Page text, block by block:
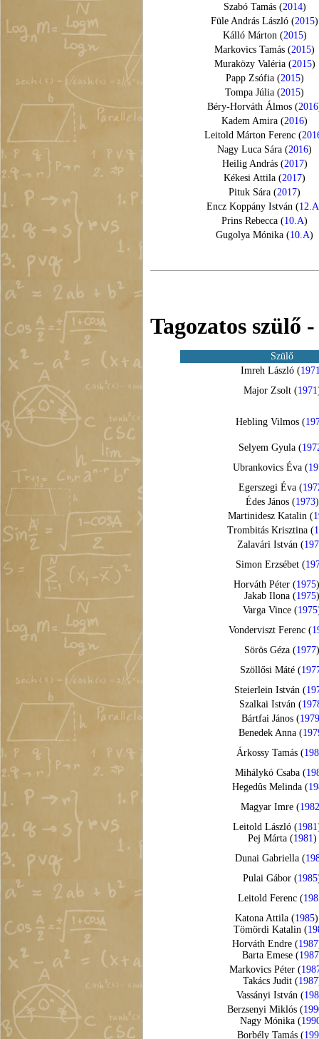
Szabó Tamás (2014)
Füle András László (2015)
Kálló Márton (2015)
Markovics Tamás (2015)
Muraközy Valéria (2015)
Papp Zsófia (2015)
Tompa Júlia (2015)
Béry-Horváth Álmos (2016
Kadem Amira (2016)
Leitold Márton Ferenc (
Nagy Luca Sára (2016)
Heilig András (2017)
Kékesi Attila (2017)
Pituk Sára (2017)
Encz Koppány István (12.A
Prins Rebecca (10.A)
Gugolya Mónika (10.A)
Tagozatos szülő
Szülő
Imreh László (
Major Zsolt (1971
Hebling Vilmos (
Selyem Gyula (
Ubrankovics Éva (
Egerszegi Éva (
Édes János (1973)
Martinidesz Katalin (
Trombitás Krisztina (
Zalavári István (
Simon Erzsébet (
Horváth Péter (1975
Jakab Ilona (1975
Varga Vince (1975
Vonderviszt Ferenc (
Sörös Géza (1977
Szöllősi Máté (
Steierlein István (
Szalkai István (
Bártfai János (1979
Benedek Anna (
Árkossy Tamás (
Mihálykó Csaba (
Hegedûs Melinda (
Magyar Imre (
Leitold László (1981
Pej Márta (1981 )
Dunai Gabriella (
Pulai Gábor (1985
Leitold Ferenc (
Katona Attila (1985
Tömördi Katalin (
Horváth Endre (1987
Barta Emese (1987
Markovics Péter (
Takács Judit (1987
Vassányi István (
Berzsenyi Miklós (
Nagy Mónika (
Borbély Tamás (